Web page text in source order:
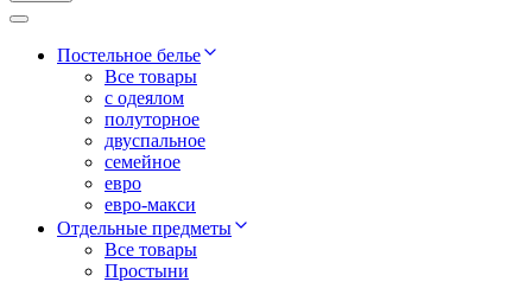
Постельное белье
Все товары
с одеялом
полуторное
двуспальное
семейное
евро
евро-макси
Отдельные предметы
Все товары
Простыни